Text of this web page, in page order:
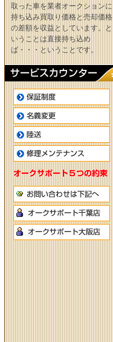
取った車を業者オークションに
持ち込み買取り価格と売却価格
の差額を収益としています。と
いうことは直接持ち込め
ば・・・ということです。